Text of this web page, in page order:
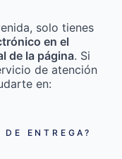
solo tienes
en el
de la página. Si
de atención
en:
ENTREGA?